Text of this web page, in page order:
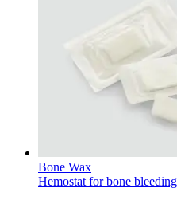
Find det produkt, du leder
produktkatalog med vores
Bone Wax
Hemostat for bone bleeding